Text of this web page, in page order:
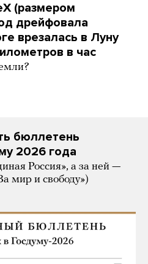
(размером
дрейфовала
врезалась в Луну
в час
бюллетень
2026 года
Россия», а за ней —
мир и свободу»)